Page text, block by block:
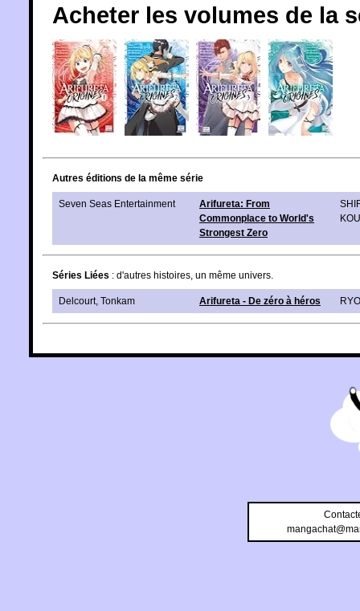
Acheter les volumes de la
Autres éditions de la même série
Seven Seas Entertainment
Arifureta: From
Commonplace to World's
Strongest Zero
Séries Liées : d'autres histoires, un même univers.
Delcourt, Tonkam Arifureta - De zéro à héros